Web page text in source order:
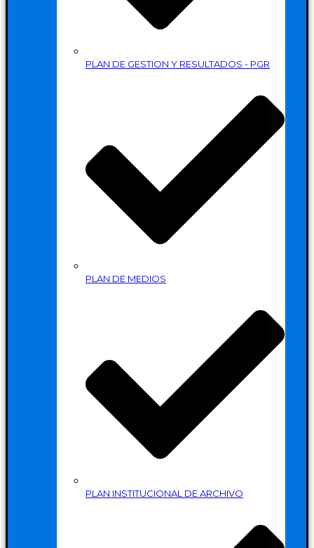
PLAN DE GESTION Y RESULTADOS - PGR
PLAN DE MEDIOS
PLAN INSTITUCIONAL DE ARCHIVO